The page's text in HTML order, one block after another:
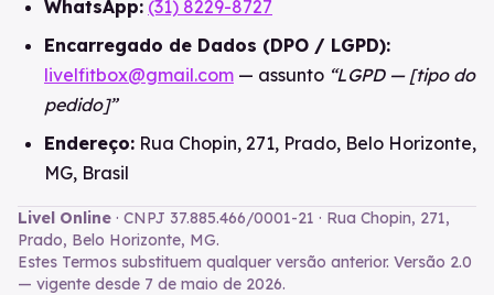
WhatsApp: (31) 8229-8727
Encarregado de Dados (DPO / LGPD):
livelfitbox@gmail.com — assunto “LGPD — [tipo do
pedido]”
Endereço: Rua Chopin, 271, Prado, Belo Horizonte,
MG, Brasil
Livel Online · CNPJ 37.885.466/0001-21 · Rua Chopin, 271,
Prado, Belo Horizonte, MG.
Estes Termos substituem qualquer versão anterior. Versão 2.0
— vigente desde 7 de maio de 2026.